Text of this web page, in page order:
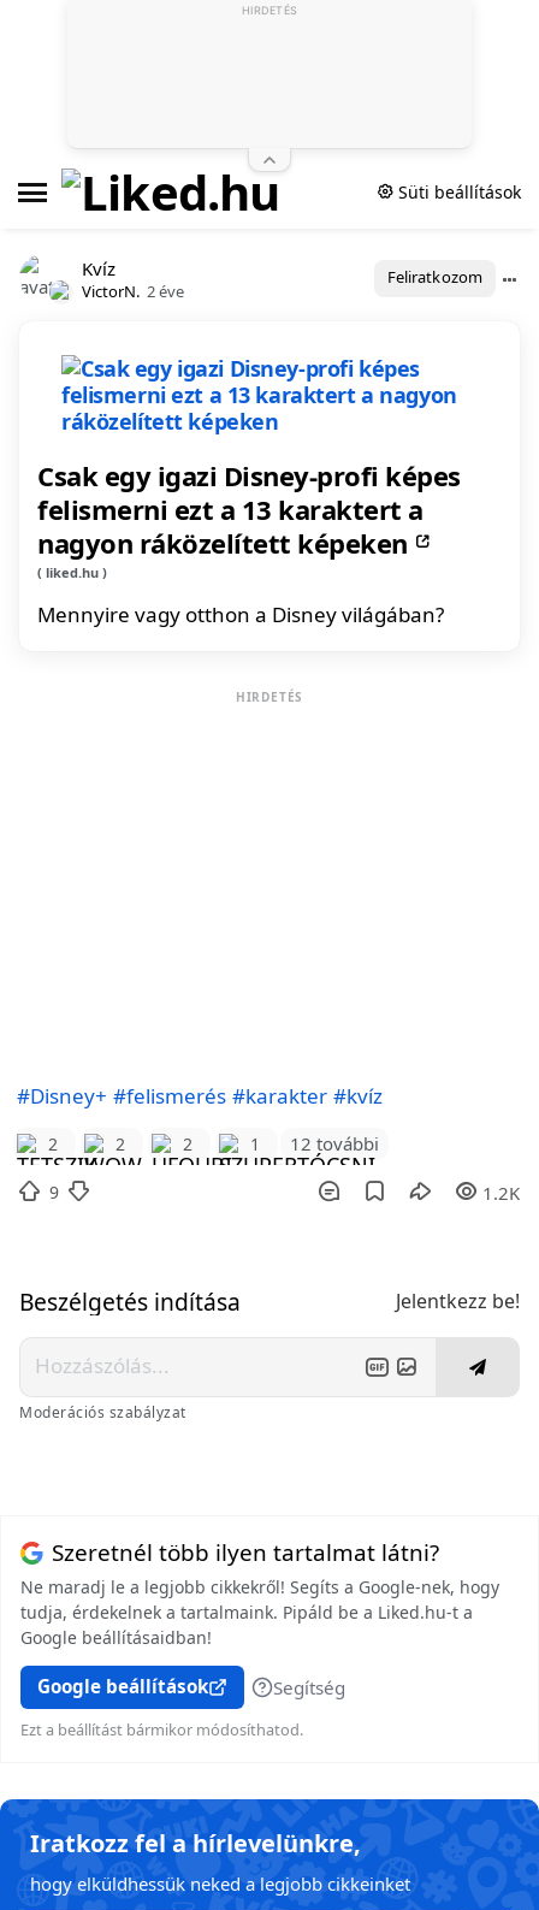
Süti beállítások
Kvíz
VictorN. 2 éve
Feliratkozom
Csak egy igazi Disney-profi képes
felismerni ezt a 13 karaktert a
nagyon ráközelített képeken
liked.hu
Mennyire vagy otthon a Disney világában?
HIRDETÉS
#Disney+ #felismerés #karakter #kvíz
2 2 2 1 12 további
9 1.2K
Beszélgetés indítása Jelentkezz be!
Moderációs szabályzat
Szeretnél több ilyen tartalmat látni?
Ne maradj le a legjobb cikkekről! Segíts a Google-nek, hogy
tudja, érdekelnek a tartalmaink. Pipáld be a Liked.hu-t a
Google beállításaidban!
Google beállítások Segítség
Ezt a beállítást bármikor módosíthatod.
Iratkozz fel a hírlevelünkre,
hogy elküldhessük neked a legjobb cikkeinket
HIRDETÉS